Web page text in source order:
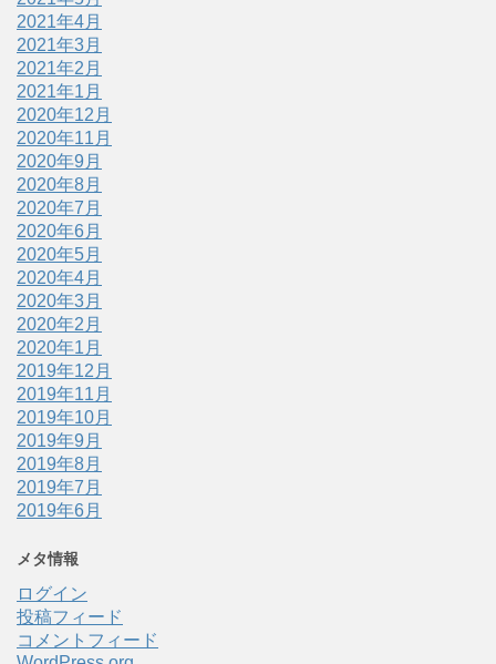
2021年4月
2021年3月
2021年2月
2021年1月
2020年12月
2020年11月
2020年9月
2020年8月
2020年7月
2020年6月
2020年5月
2020年4月
2020年3月
2020年2月
2020年1月
2019年12月
2019年11月
2019年10月
2019年9月
2019年8月
2019年7月
2019年6月
メタ情報
ログイン
投稿フィード
コメントフィード